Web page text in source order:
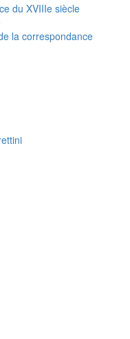
du XVIIIe siècle
la correspondance